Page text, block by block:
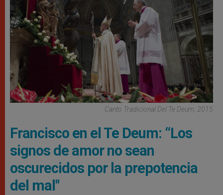
Canto Tradicional Del Te Deum, 2015
Francisco en el Te Deum: “Los
signos de amor no sean
oscurecidos por la prepotencia
del mal"